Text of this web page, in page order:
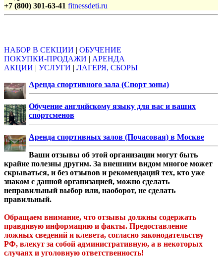
+7 (800) 301-63-41 fitnessdeti.ru
НАБОР В СЕКЦИИ | ОБУЧЕНИЕ
ПОКУПКИ-ПРОДАЖИ | АРЕНДА
АКЦИИ | УСЛУГИ | ЛАГЕРЯ, СБОРЫ
Аренда спортивного зала (Спорт зоны)
Обучение английскому языку для вас и ваших
спортсменов
Аренда спортивных залов (Почасовая) в Москве
Ваши отзывы об этой организации могут быть
крайне полезны другим. За внешним видом многое может
скрываться, и без отзывов и рекомендаций тех, кто уже
знаком с данной организацией, можно сделать
неправильный выбор или, наоборот, не сделать
правильный.
Обращаем внимание, что отзывы должны содержать
правдивую информацию и факты. Предоставление
ложных сведений и клевета, согласно законодательству
РФ, влекут за собой административную, а в некоторых
случаях и уголовную ответственность!